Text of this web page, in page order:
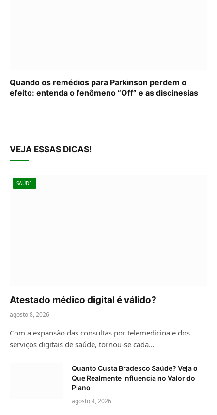
Quando os remédios para Parkinson perdem o
efeito: entenda o fenômeno “Off” e as discinesias
VEJA ESSAS DICAS!
SAÚDE
Atestado médico digital é válido?
agosto 8, 2026
Com a expansão das consultas por telemedicina e dos
serviços digitais de saúde, tornou-se cada…
Quanto Custa Bradesco Saúde? Veja o
Que Realmente Influencia no Valor do
Plano
agosto 4, 2026